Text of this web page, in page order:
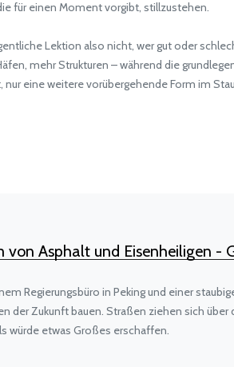
für einen Moment vorgibt, stillzustehen.
Lektion also nicht, wer gut oder
mehr Strukturen – während die
nur eine weitere vorübergehende Form im
von Asphalt und Eisenheiligen -
Regierungsbüro in Peking und einer
der Zukunft bauen. Straßen ziehen sich
würde etwas Großes erschaffen.